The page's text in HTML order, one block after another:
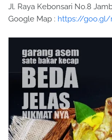
Jl. Raya Kebonsari No.8
Google Map : https://goo.gl/